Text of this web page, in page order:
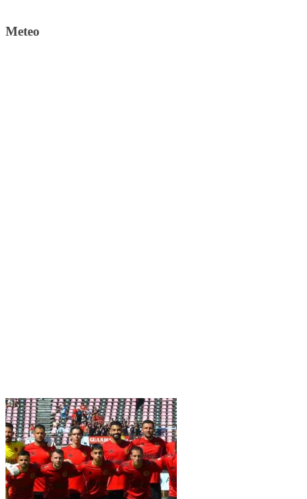
Meteo